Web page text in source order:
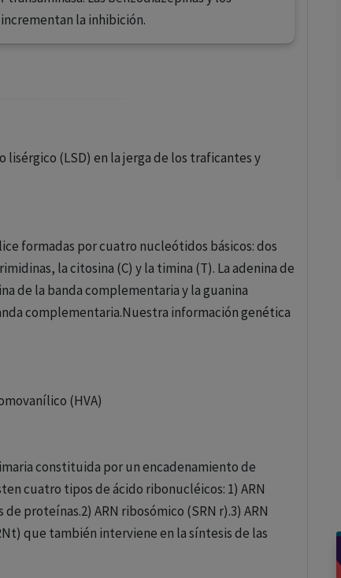
la inhibición.
(LSD) en la jerga de los traficantes y
formadas por cuatro nucleótidos básicos: dos
la citosina (C) y la timina (T). La adenina de
de la banda complementaria y la guanina
complementaria.Nuestra información genética
(HVA)
constituida por un encadenamiento de
cuatro tipos de ácido ribonucléicos: 1) ARN
proteínas.2) ARN ribosómico (SRN r).3) ARN
que también interviene en la síntesis de las